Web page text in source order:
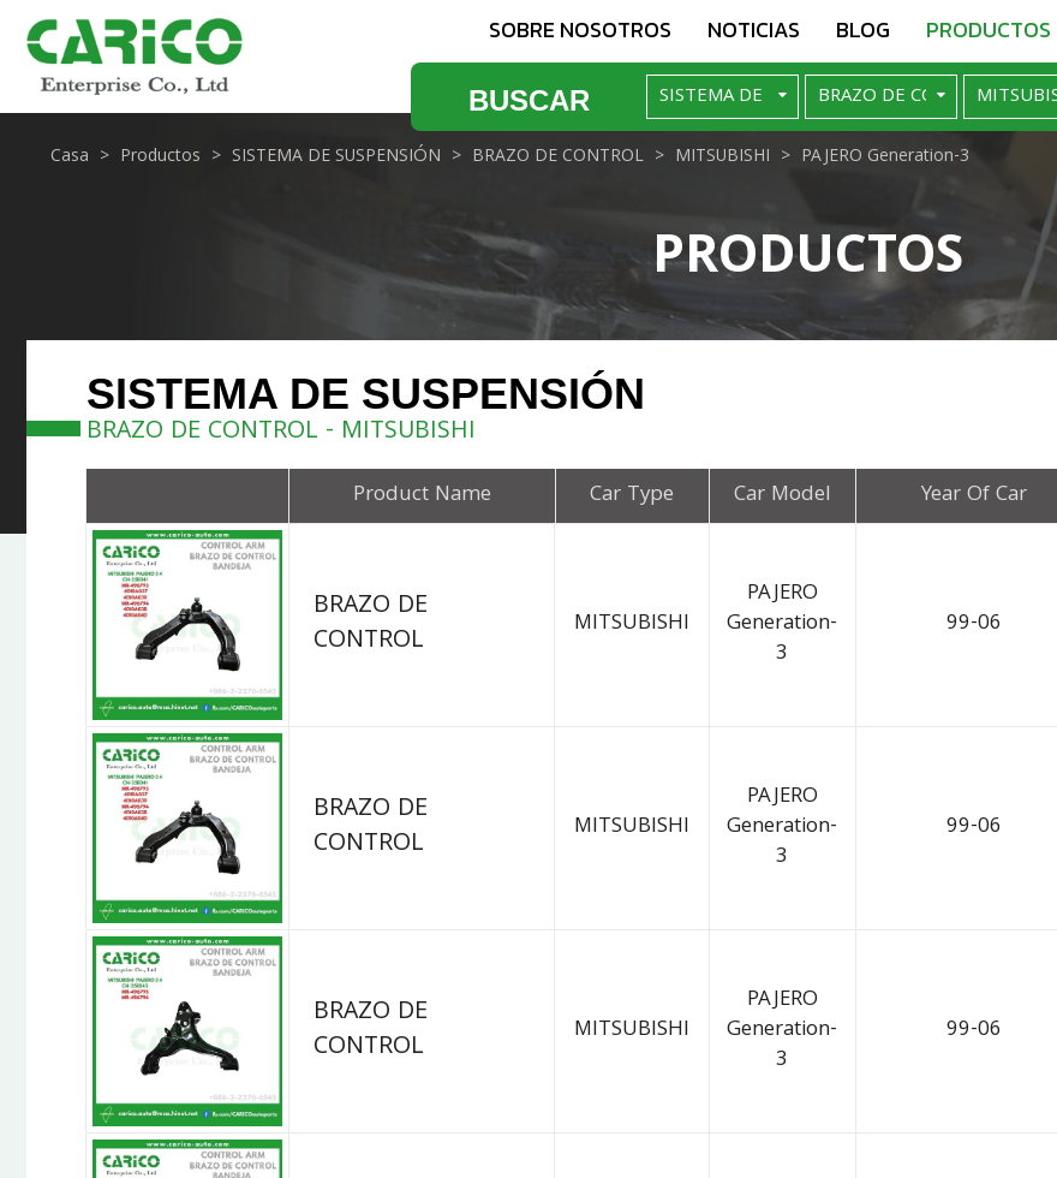
SOBRE NOSOTROS NOTICIAS BLOG PRODUCTOS
BUSCAR
PRODUCTOS
Casa Productos SISTEMA DE SUSPENSIÓN BRAZO DE CONTROL MITSUBISHI PAJERO Generation-3
SISTEMA DE SUSPENSIÓN
BRAZO DE CONTROL - MITSUBISHI
Product Name Car Type Car Model Year Of Car
BRAZO DE
CONTROL
MITSUBISHI
PAJERO
Generation-
3
99-06
BRAZO DE
CONTROL
MITSUBISHI
PAJERO
Generation-
3
99-06
BRAZO DE
CONTROL
MITSUBISHI
PAJERO
Generation-
3
99-06